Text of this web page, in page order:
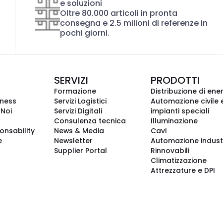
e soluzioni
Oltre 80.000 articoli in pronta
consegna e 2.5 milioni di referenze in
pochi giorni.
SERVIZI
Formazione
Servizi Logistici
Servizi Digitali
Consulenza tecnica
News & Media
Newsletter
Supplier Portal
PRODOTTI
Distribuzione di
Automazione civile
impianti speciali
Illuminazione
Cavi
Automazione
Rinnovabili
Climatizzazione
Attrezzature e DPI